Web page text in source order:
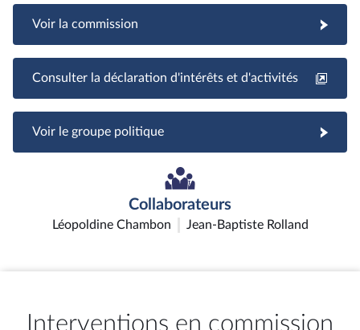
Voir la commission
Consulter la déclaration d'intérêts et d'activités
Voir le groupe politique
Collaborateurs
Léopoldine Chambon Jean-Baptiste Rolland
Interventions en commission